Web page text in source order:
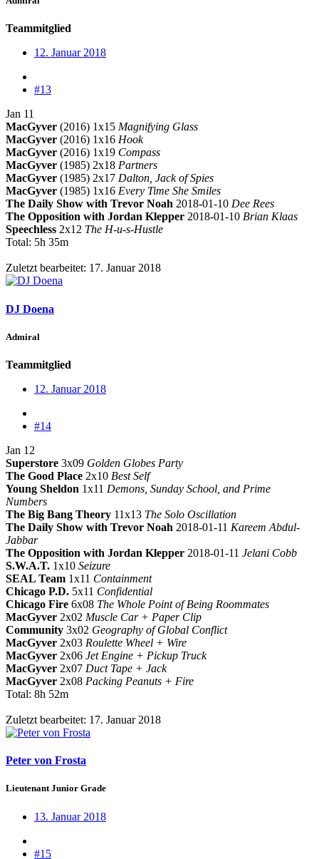
Teammitglied
12. Januar 2018
#13
Jan 11
MacGyver (2016) 1x15 Magnifying Glass
MacGyver (2016) 1x16 Hook
MacGyver (2016) 1x19 Compass
MacGyver (1985) 2x18 Partners
MacGyver (1985) 2x17 Dalton, Jack of Spies
MacGyver (1985) 1x16 Every Time She Smiles
The Daily Show with Trevor Noah 2018-01-10 Dee Rees
The Opposition with Jordan Klepper 2018-01-10 Brian Klaas
Speechless 2x12 The H-u-s-Hustle
Total: 5h 35m
Zuletzt bearbeitet: 17. Januar 2018
DJ Doena
Admiral
Teammitglied
12. Januar 2018
#14
Jan 12
Superstore 3x09 Golden Globes Party
The Good Place 2x10 Best Self
Young Sheldon 1x11 Demons, Sunday School, and Prime
Numbers
The Big Bang Theory 11x13 The Solo Oscillation
The Daily Show with Trevor Noah 2018-01-11 Kareem Abdul-
Jabbar
The Opposition with Jordan Klepper 2018-01-11 Jelani Cobb
S.W.A.T. 1x10 Seizure
SEAL Team 1x11 Containment
Chicago P.D. 5x11 Confidential
Chicago Fire 6x08 The Whole Point of Being Roommates
MacGyver 2x02 Muscle Car + Paper Clip
Community 3x02 Geography of Global Conflict
MacGyver 2x03 Roulette Wheel + Wire
MacGyver 2x06 Jet Engine + Pickup Truck
MacGyver 2x07 Duct Tape + Jack
MacGyver 2x08 Packing Peanuts + Fire
Total: 8h 52m
Zuletzt bearbeitet: 17. Januar 2018
Peter von Frosta
Lieutenant Junior Grade
13. Januar 2018
#15